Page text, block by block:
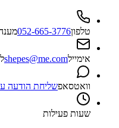
טלפון052-665-3776
אימיילshepes@me.com
וואטסאפשליחת הודעה
שעות פעילות